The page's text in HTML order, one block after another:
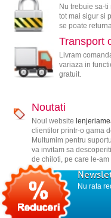
Nu trebuie sa-
tot mai sigur si
se poate
Transport
Livram
variaza in
gratuit.
Noutati
Noul website
clientilor printr-o gama
Multumim pentru
va invitam sa
de chiloti, pe care le-
Nu rata